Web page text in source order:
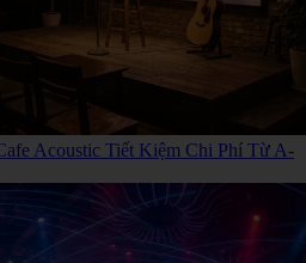
Acoustic Tiết Kiệm Chi Phí Từ A-